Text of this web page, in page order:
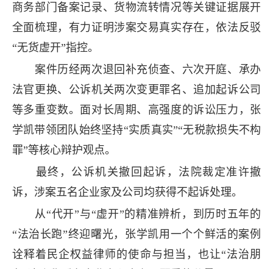
商务部门备案记录、货物流转情况等关键证据展开
全面梳理，有力证明涉案交易真实存在，依法反驳
“无货虚开”指控。
案件历经两次退回补充侦查、六次开庭、承办
法官更换、公诉机关两次变更罪名、追加起诉公司
等多重变数。面对长周期、高强度的诉讼压力，张
学凯带领团队始终坚持“实质真实”“无税款损失不构
罪”等核心辩护观点。
最终，公诉机关撤回起诉，法院裁定准许撤
诉，涉案五名企业家及公司均获得不起诉处理。
从“代开”与“虚开”的精准辨析，到历时五年的
“法治长跑”终迎曙光，张学凯用一个个鲜活的案例
诠释着民企权益律师的使命与担当，也让“法治朋